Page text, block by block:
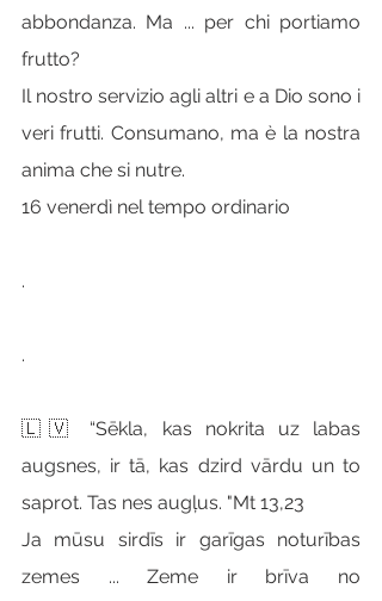
abbondanza. Ma ... per chi portiamo
frutto?
Il nostro servizio agli altri e a Dio sono i
veri frutti. Consumano, ma è la nostra
anima che si nutre.
16 venerdì nel tempo ordinario
.
.
🇱🇻 “Sēkla, kas nokrita uz labas
augsnes, ir tā, kas dzird vārdu un to
saprot. Tas nes augļus. "Mt 13,23
Ja mūsu sirdīs ir garīgas noturības
zemes ... Zeme ir brīva no